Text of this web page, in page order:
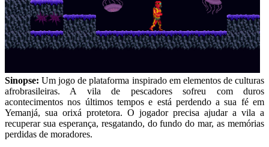
Sinopse: Um jogo de plataforma inspirado em elementos de culturas
afrobrasileiras. A vila de pescadores sofreu com duros
acontecimentos nos últimos tempos e está perdendo a sua fé em
Yemanjá, sua orixá protetora. O jogador precisa ajudar a vila a
recuperar sua esperança, resgatando, do fundo do mar, as memórias
perdidas de moradores.